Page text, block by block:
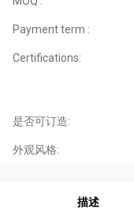
Payment term :
Certifications:
是否可订造:
外观风格:
描述